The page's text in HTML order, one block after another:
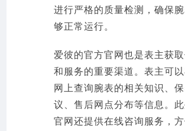
进行严格的质量检测，确保
够正常运行。
爱彼的官方官网也是表主获取
和服务的重要渠道。表主可
网上查询腕表的相关知识、
议、售后网点分布等信息。此
官网还提供在线咨询服务，